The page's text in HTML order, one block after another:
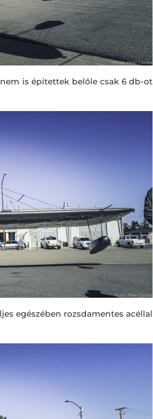
is építettek belőle csak 6 db-ot
egészében rozsdamentes acéllal